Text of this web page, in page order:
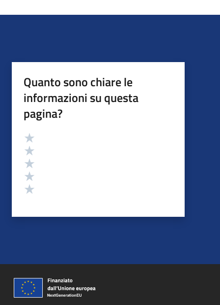
Quanto sono chiare le
informazioni su questa
pagina?
Valutazione